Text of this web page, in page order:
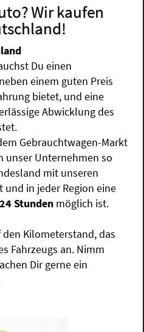
Wir kaufen
Du einen
einem guten Preis
bietet, und eine
Abwicklung des
Gebrauchtwagen-Markt
unser Unternehmen so
mit unseren
in jeder Region eine
Stunden möglich ist.
Kilometerstand, das
Fahrzeugs an. Nimm
Dir gerne ein